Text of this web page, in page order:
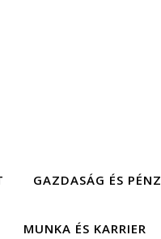
GAZDASÁG ÉS PÉNZ
MUNKA ÉS KARRIER